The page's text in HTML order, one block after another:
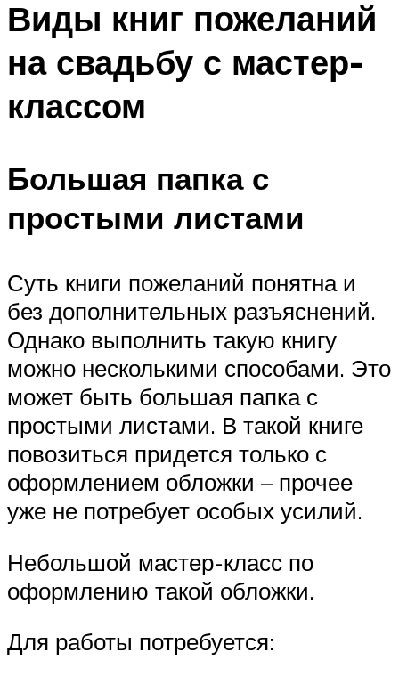
Виды книг пожеланий
на свадьбу с мастер-
классом
Большая папка с
простыми листами
Суть книги пожеланий понятна и
без дополнительных разъяснений.
Однако выполнить такую книгу
можно несколькими способами. Это
может быть большая папка с
простыми листами. В такой книге
повозиться придется только с
оформлением обложки – прочее
уже не потребует особых усилий.
Небольшой мастер-класс по
оформлению такой обложки.
Для работы потребуется: